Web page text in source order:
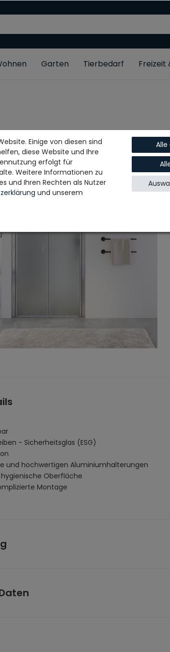
Garten Tierbedarf Freizeit
- Sicherheitsglas (ESG)
und hochwertigen Aluminiumhalterungen
Oberfläche
Montage
Einige von diesen sind
diese Website und Ihre
erfolgt für
Weitere Informationen zu
und Ihren Rechten als Nutzer
und unserem